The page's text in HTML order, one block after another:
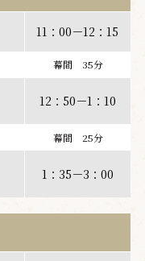
11：00－12：15
幕間 35分
12：50－1：10
幕間 25分
1：35－3：00